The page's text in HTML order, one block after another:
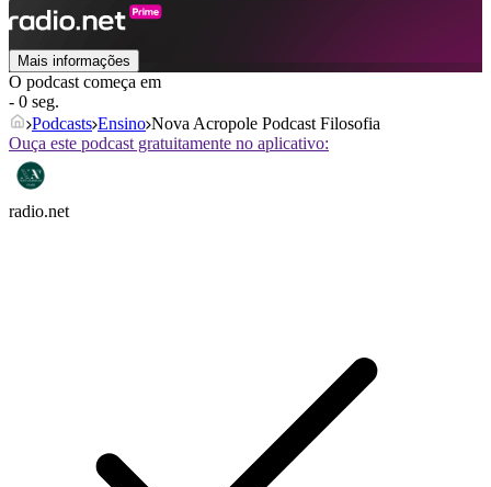
Mais informações
O podcast começa em
- 0 seg.
Podcasts Ensino Nova Acropole Podcast Filosofia
Ouça este podcast gratuitamente no aplicativo:
radio.net